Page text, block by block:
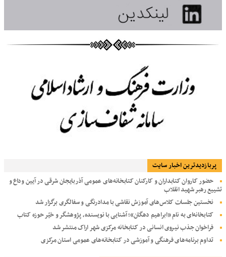
پربازديدترين اخبار سایت
حضور کاروان کتابداران و کارکنان کتابخانه‌های عمومی آذربایجان شرقی در آیین وداع و
تشییع رهبر شهید انقلاب
نخستین جلسات کلاس‌های آموزش نقاشی با مدادرنگی و سفالگری برگزار شد
کتابخانه‌ای به نام «ابراهیم دهگان»؛ آشنایی با نویسنده، پژوهشگر و خیّر حوزه کتاب
فراخوان جذب نیروی انسانی در کتابخانه مرکزی شهر اراک منتشر شد
تداوم برنامه‌های فرهنگی و آموزشی در کتابخانه‌های عمومی استان مرکزی